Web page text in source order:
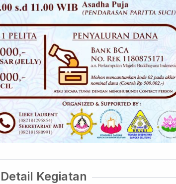
Detail Kegiatan